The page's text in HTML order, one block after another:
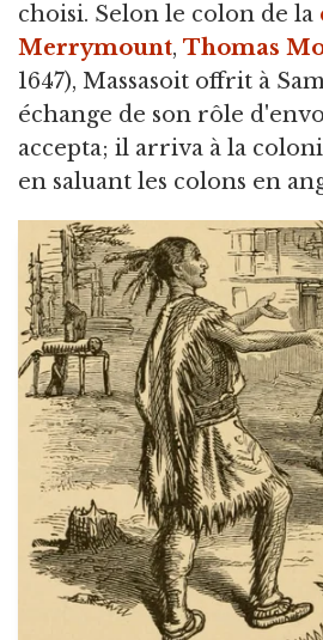
choisi. Selon le colon de la
Merrymount, Thomas
1647), Massasoit offrit à
échange de son rôle
accepta; il arriva à la
en saluant les colons en